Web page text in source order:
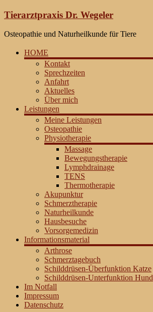
Zum
springen
Tierarztpraxis Dr. Wegeler
Osteopathie und Naturheilkunde für Tiere
HOME
Kontakt
Sprechzeiten
Anfahrt
Aktuelles
Über mich
Leistungen
Meine Leistungen
Osteopathie
Physiotherapie
Massage
Bewegungstherapie
Lymphdrainage
TENS
Thermotherapie
Akupunktur
Schmerztherapie
Naturheilkunde
Hausbesuche
Vorsorgemedizin
Informationsmaterial
Arthrose
Schmerztagebuch
Schilddrüsen-Überfunktion Katze
Schilddrüsen-Unterfunktion Hund
Im Notfall
Impressum
Datenschutz